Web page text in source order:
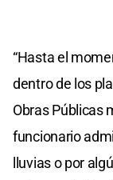
“Hasta el
dentro de los
Obras Públicas
funcionario
lluvias o por